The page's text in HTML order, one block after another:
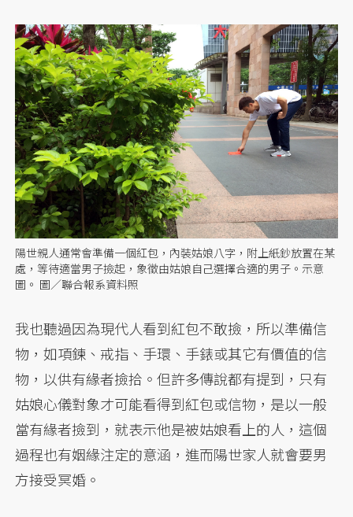
陽世親人通常會準備一個紅包，內裝姑娘八字，附上紙鈔放置在某
處，等待適當男子撿起，象徵由姑娘自己選擇合適的男子。示意
圖。 圖／聯合報系資料照
我也聽過因為現代人看到紅包不敢撿，所以準備信
物，如項鍊、戒指、手環、手錶或其它有價值的信
物，以供有緣者撿拾。但許多傳說都有提到，只有
姑娘心儀對象才可能看得到紅包或信物，是以一般
當有緣者撿到，就表示他是被姑娘看上的人，這個
過程也有姻緣注定的意涵，進而陽世家人就會要男
方接受冥婚。